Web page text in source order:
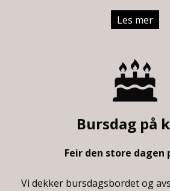
Les mer
Bursdag på
Feir den store dagen
Vi dekker bursdagsbordet og